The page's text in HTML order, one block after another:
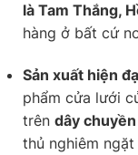
là Tam Thắng,
hàng ở bất cứ
Sản xuất hiện
phẩm cửa lưới
trên dây
thủ nghiêm